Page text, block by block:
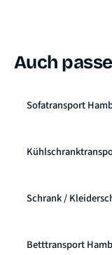
Auch
Sofatransport
Schrank /
Betttransport